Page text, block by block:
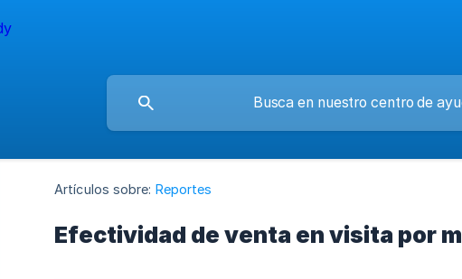
Artículos sobre: Reportes
Efectividad de venta en visita por